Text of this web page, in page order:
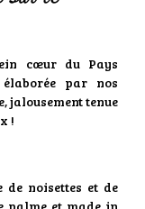
cœur du Pays
par nos
jalousement tenue
!
de noisettes et de